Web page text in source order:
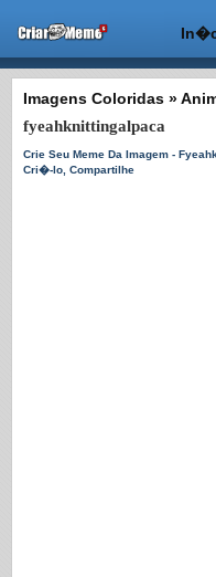
Imagens Coloridas »
fyeahknittingalpaca
Crie Seu Meme Da Imagem -
Cri�-lo, Compartilhe